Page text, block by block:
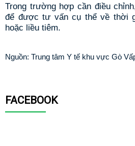
Trong trường hợp cần điều
để được tư vấn cụ thể về thời
hoặc liều tiêm.
Nguồn: Trung tâm Y tế khu vực Gò
FACEBOOK